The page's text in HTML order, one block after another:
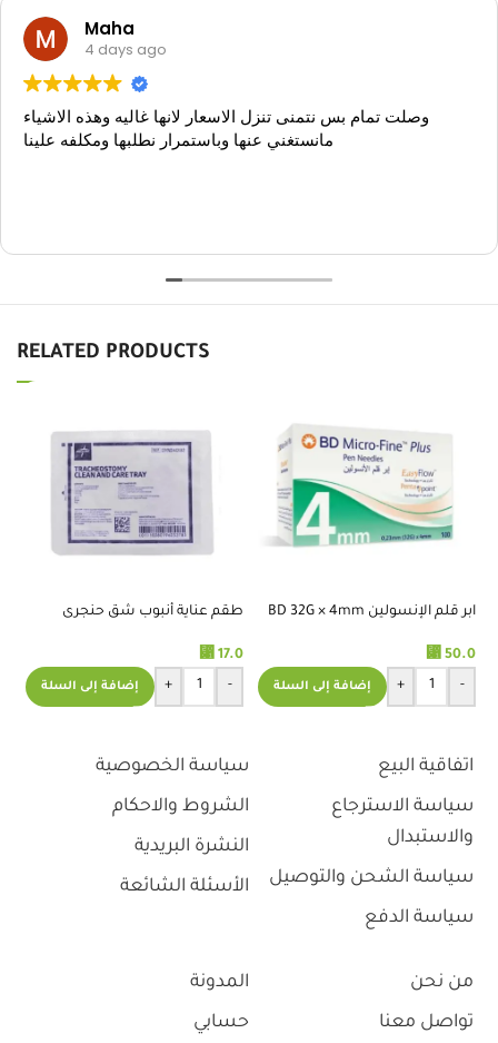
Maha
4 days ago
وصلت تمام بس نتمنى تنزل الاسعار لانها غاليه وهذه الاشياء
مانستغني عنها وباستمرار نطلبها ومكلفه علينا
RELATED PRODUCTS
ابر قلم الإنسولين BD 32G × 4mm
⃁ 50.0
-
+ إضافة إلى السلة
طقم عناية أنبوب شق حنجرى
⃁ 17.0
-
+ إضافة إلى السلة
اتفاقية البيع
سياسة الاسترجاع
والاستبدال
سياسة الشحن والتوصيل
سياسة الدفع
سياسة الخصوصية
الشروط والاحكام
النشرة البريدية
الأسئلة الشائعة
من نحن
تواصل معنا
المدونة
حسابي